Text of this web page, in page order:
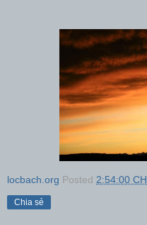
locbach.org Posted 2:54:00 CH
Chia sẻ